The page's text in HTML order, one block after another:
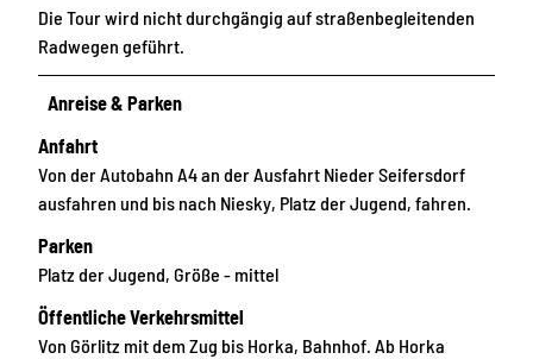
Die Tour wird nicht durchgängig auf straßenbegleitenden
Radwegen geführt.
Anreise & Parken
Anfahrt
Von der Autobahn A4 an der Ausfahrt Nieder Seifersdorf
ausfahren und bis nach Niesky, Platz der Jugend, fahren.
Parken
Platz der Jugend, Größe - mittel
Öffentliche Verkehrsmittel
Von Görlitz mit dem Zug bis Horka, Bahnhof. Ab Horka